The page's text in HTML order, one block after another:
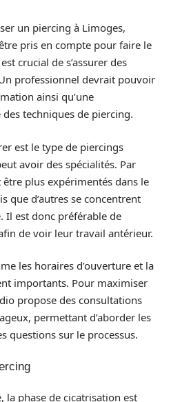
un piercing à Limoges,
pris en compte pour faire le
crucial de s’assurer des
professionnel devrait pouvoir
ainsi qu’une
techniques de piercing.
est le type de piercings
avoir des spécialités. Par
plus expérimentés dans le
que d’autres se concentrent
Il est donc préférable de
de voir leur travail antérieur.
les horaires d’ouverture et la
importants. Pour maximiser
propose des consultations
permettant d’aborder les
questions sur le processus.
la phase de cicatrisation est